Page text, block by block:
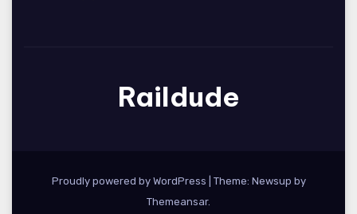
Raildude
Proudly powered by WordPress
Theme: Newsup by
Themeansar.